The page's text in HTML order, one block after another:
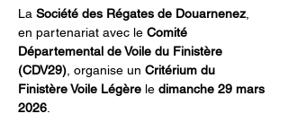
La Société des Régates de Douarnenez
en partenariat avec le Comité
Départemental de Voile du Finistère
(CDV29) , organise un Critérium du
Finistère Voile Légère le dimanche 29 mars
2026